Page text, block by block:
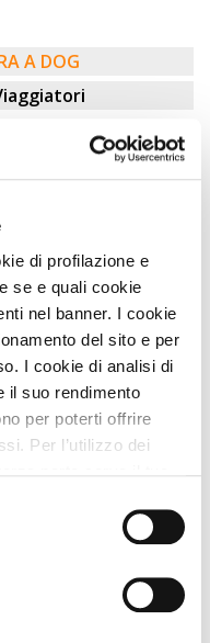
di profilazione e
se e quali cookie
nel banner. I cookie
del sito e per
I cookie di analisi di
il suo rendimento
per poterti offrire
Per l’utilizzo dei
solo i cookie tecnici.
acconsenti all’utilizzo
“mostra dettagli”
e potrai accettare o
A DOG
di listino